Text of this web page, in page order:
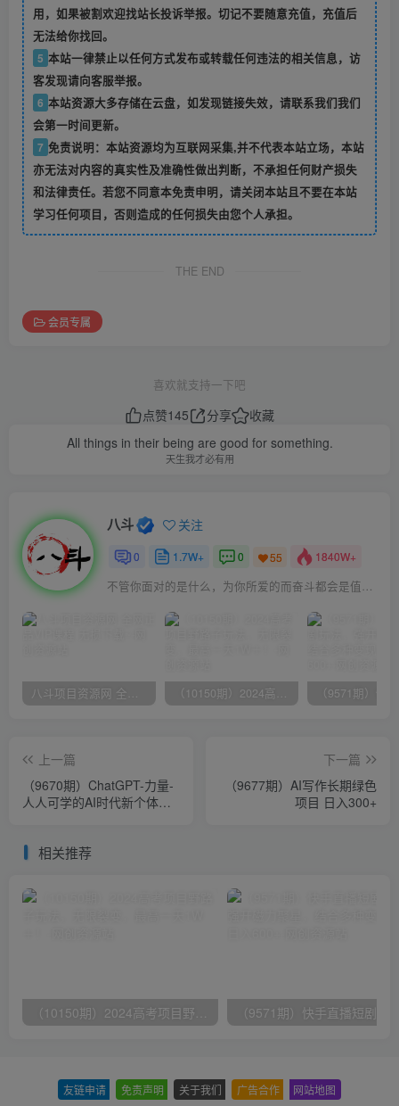
用，如果被割欢迎找站长投诉举报。切记不要随意充值，充值后
无法给你找回。
5 本站一律禁止以任何方式发布或转载任何违法的相关信息，访
客发现请向客服举报。
6 本站资源大多存储在云盘，如发现链接失效，请联系我们我们
会第一时间更新。
7 免责说明：本站资源均为互联网采集,并不代表本站立场，本站
亦无法对内容的真实性及准确性做出判断，不承担任何财产损失
和法律责任。若您不同意本免责申明，请关闭本站且不要在本站
学习任何项目，否则造成的任何损失由您个人承担。
THE END
会员专属
喜欢就支持一下吧
点赞145 分享
收藏
All things in their being are good for something.
天生我才必有用
八斗 关注
0 1.7W+ 0 55 1840W+
不管你面对的是什么，为你所爱的而奋斗都会是值得的
八斗项目资源网 全网正品VIP课程 无损下载~ （10150期）2024高考项目野路子玩法，无限裂变，最高一天1W＋！
上一篇
（9670期）ChatGPT-力量-
人人可学的AI时代新个体视
下一篇
（9677期）AI写作长期绿色
项目 日入300+
相关推荐
（10150期）2024高考项目野路子玩法，无限裂变，最高一天1W＋！
友链申请 免责声明 关于我们 广告合作 网站地图